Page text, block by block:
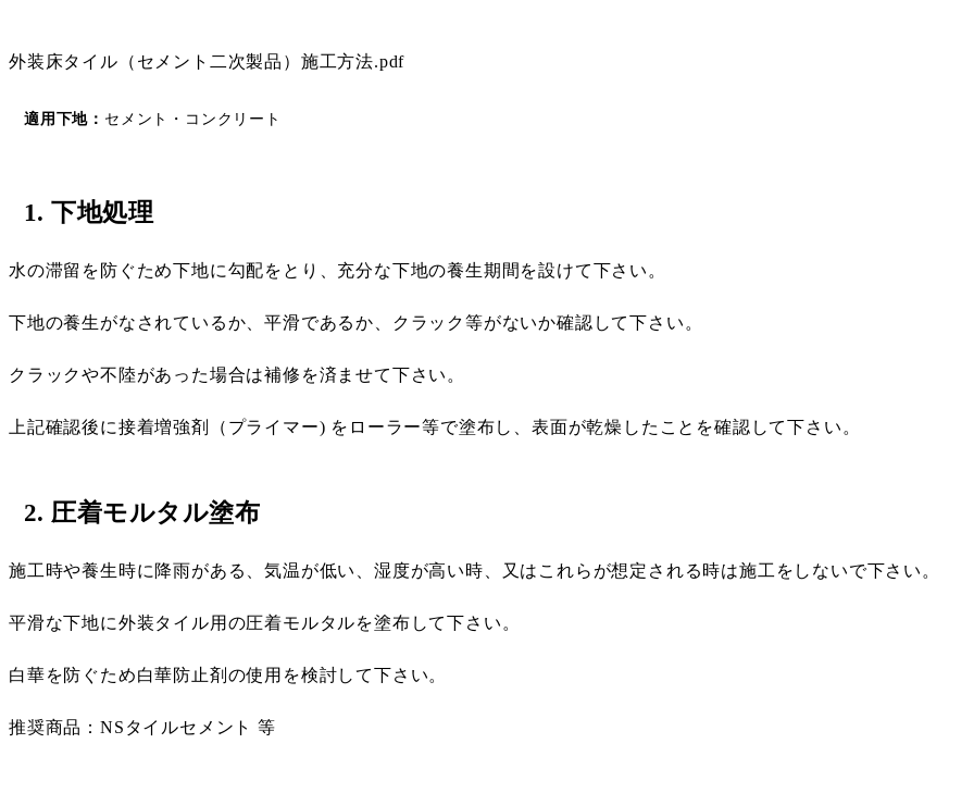
外装床タイル（セメント二次製品）施工方法.pdf
適用下地： セメント・コンクリート
1. 下地処理
水の滞留を防ぐため下地に勾配をとり、充分な下地の養生期間を設けて下さい。
下地の養生がなされているか、平滑であるか、クラック等がないか確認して下さい。
クラックや不陸があった場合は補修を済ませて下さい。
上記確認後に接着増強剤（プライマー) をローラー等で塗布し、表面が乾燥したことを確認して下さい。
2. 圧着モルタル塗布
施工時や養生時に降雨がある、気温が低い、湿度が高い時、又はこれらが想定される時は施工をしないで下さい。
平滑な下地に外装タイル用の圧着モルタルを塗布して下さい。
白華を防ぐため白華防止剤の使用を検討して下さい。
推奨商品：NSタイルセメント 等